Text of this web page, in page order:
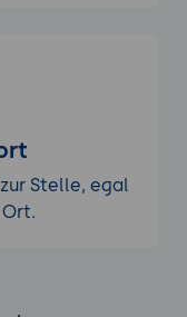
Stelle, egal